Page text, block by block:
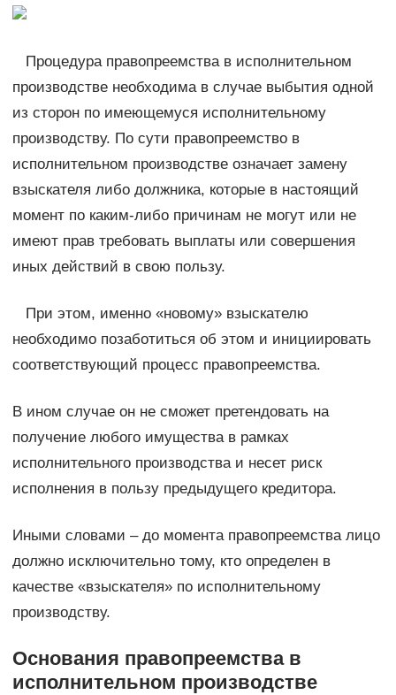
Процедура правопреемства в исполнительном
производстве необходима в случае выбытия одной
из сторон по имеющемуся исполнительному
производству. По сути правопреемство в
исполнительном производстве означает замену
взыскателя либо должника, которые в настоящий
момент по каким-либо причинам не могут или не
имеют прав требовать выплаты или совершения
иных действий в свою пользу.
При этом, именно «новому» взыскателю
необходимо позаботиться об этом и инициировать
соответствующий процесс правопреемства.
В ином случае он не сможет претендовать на
получение любого имущества в рамках
исполнительного производства и несет риск
исполнения в пользу предыдущего кредитора.
Иными словами – до момента правопреемства лицо
должно исключительно тому, кто определен в
качестве «взыскателя» по исполнительному
производству.
Основания правопреемства в
исполнительном производстве